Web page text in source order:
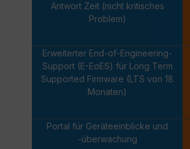
Antwort Zeit (nicht kritisches
Problem)
Erweiterter End-of-Engineering-
Support (E-EoES) für Long Term
Supported Firmware (LTS von 18
Monaten)
Portal für Geräteeinblicke und
-überwachung